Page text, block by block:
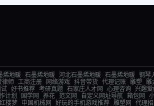
烯地暖 石墨烯地暖 河北石墨烯地暖 石墨烯地暖 钢琴
律师 工商注册 网络游戏 抖音带货 代理记账 雕塑 雕
好书推荐 考研真题 石家庄人才网 心理咨询 兴趣
计划 国学网 养花 范文网 自定义网址导航 箱包网
红楼梦 中国机械网 好玩的手机游戏推荐 雕塑网 代理